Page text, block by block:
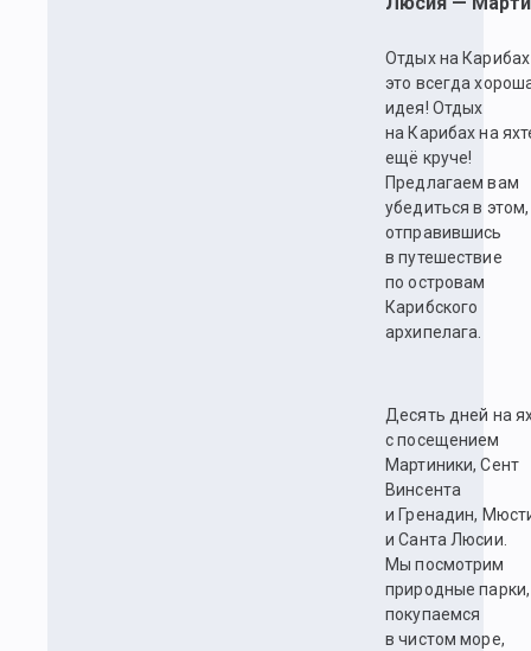
Отдых на
это всегда
идея! Отдых
на Карибах на
ещё круче!
Предлагаем вам
убедиться в этом,
отправившись
в путешествие
по островам
Карибского
архипелага.
Десять дней на
с посещением
Мартиники, Сент
Винсента
и Гренадин,
и Санта Люсии.
Мы посмотрим
природные парки,
покупаемся
в чистом море,